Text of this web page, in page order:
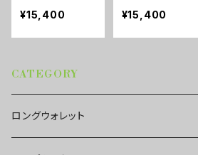
フ ■配送まで
3週間
¥15,400
フ ■配送まで
3週間
¥15,400
CATEGORY
ロングウォレット